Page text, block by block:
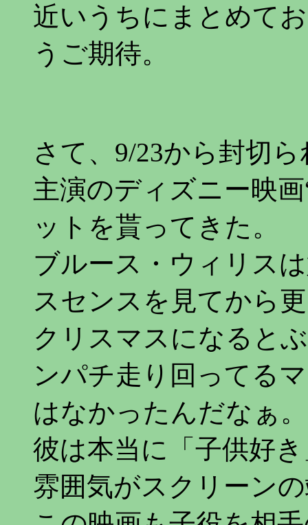
近いうちにまとめて
うご期待。
さて、9/23から封切
主演のディズニー映
ットを貰ってきた。
ブルース・ウィリス
スセンスを見てから
クリスマスになると
ンパチ走り回ってる
はなかったんだなぁ。
彼は本当に「子供好
雰囲気がスクリーン